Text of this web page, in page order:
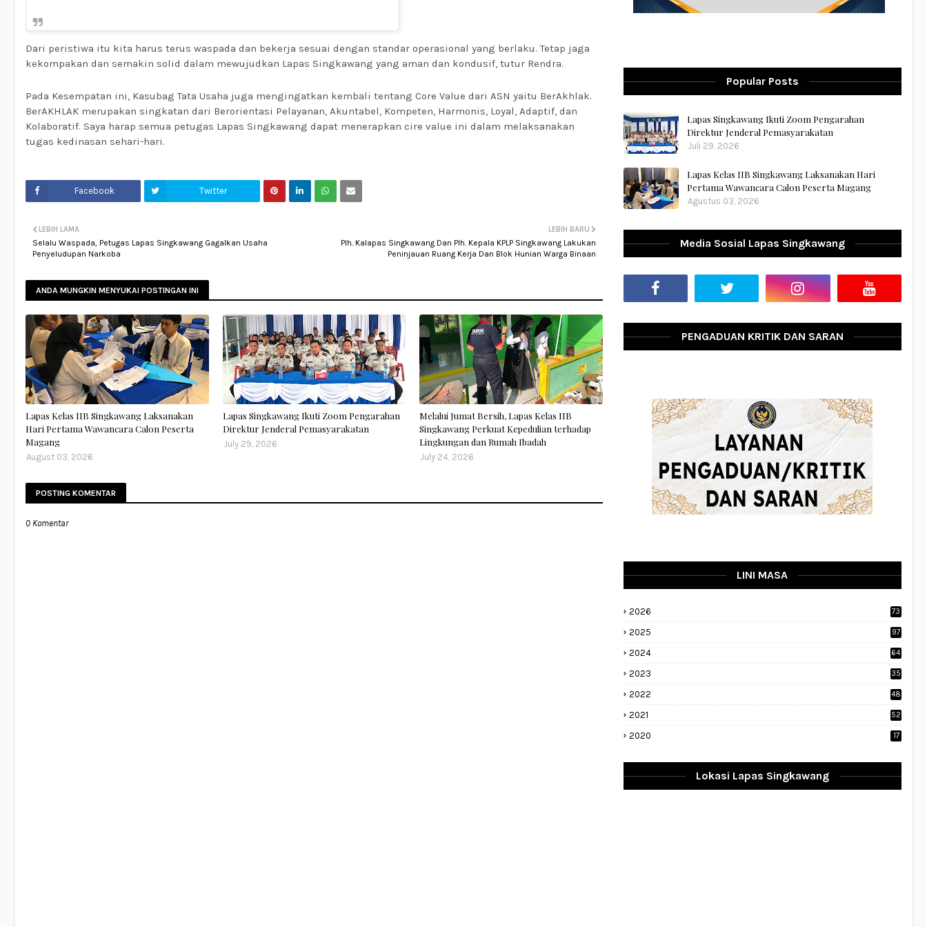
Dari peristiwa itu kita harus terus waspada dan bekerja sesuai dengan standar operasional yang berlaku. Tetap jaga
kekompakan dan semakin solid dalam mewujudkan Lapas Singkawang yang aman dan kondusif, tutur Rendra.
Pada Kesempatan ini, Kasubag Tata Usaha juga mengingatkan kembali tentang Core Value dari ASN yaitu BerAkhlak.
BerAKHLAK merupakan singkatan dari Berorientasi Pelayanan, Akuntabel, Kompeten, Harmonis, Loyal, Adaptif, dan
Kolaboratif. Saya harap semua petugas Lapas Singkawang dapat menerapkan cire value ini dalam melaksanakan
tugas kedinasan sehari-hari.
Facebook Twitter
LEBIH BARU
Plh. Kalapas Singkawang Dan Plh. Kepala KPLP Singkawang Lakukan
Peninjauan Ruang Kerja Dan Blok Hunian Warga Binaan
LEBIH LAMA
Selalu Waspada, Petugas Lapas Singkawang Gagalkan Usaha
Penyeludupan Narkoba
ANDA MUNGKIN MENYUKAI POSTINGAN INI
Lapas Kelas IIB Singkawang Laksanakan
Hari Pertama Wawancara Calon Peserta
Magang
August 03, 2026
Lapas Singkawang Ikuti Zoom Pengarahan
Direktur Jenderal Pemasyarakatan
July 29, 2026
Melalui Jumat Bersih, Lapas Kelas IIB
Singkawang Perkuat Kepedulian terhadap
Lingkungan dan Rumah Ibadah
July 24, 2026
POSTING KOMENTAR
0 Komentar
Popular Posts
Lapas Singkawang Ikuti Zoom Pengarahan
Direktur Jenderal Pemasyarakatan
Juli 29, 2026
Lapas Kelas IIB Singkawang Laksanakan Hari
Pertama Wawancara Calon Peserta Magang
Agustus 03, 2026
Media Sosial Lapas Singkawang
PENGADUAN KRITIK DAN SARAN
LINI MASA
2026 73
2025 97
2024 64
2023
35
2022
48
2021 52
2020 17
Lokasi Lapas Singkawang